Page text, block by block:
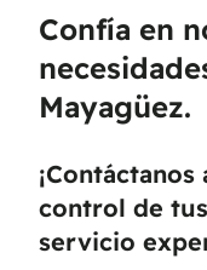
Confía en
Mayagüez.
control de
servicio